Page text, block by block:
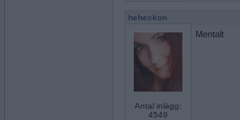
heheckon
Antal inlägg:
4549
Mentalt